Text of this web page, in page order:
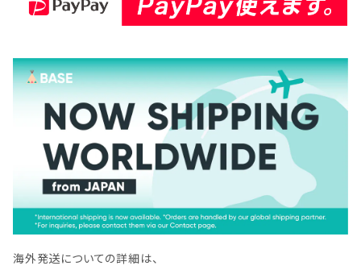
海外発送についての詳細は、